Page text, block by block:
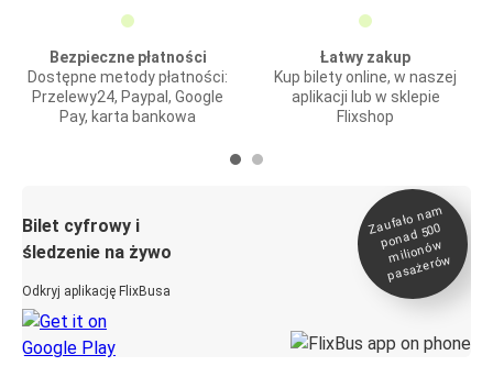
Bezpieczne płatności
Dostępne metody płatności:
Przelewy24, Paypal, Google
Pay, karta bankowa
Łatwy zakup
Kup bilety online, w naszej
aplikacji lub w sklepie
Flixshop
Bilet cyfrowy i
śledzenie na żywo
Odkryj aplikację FlixBusa
Zaufało na
m
ponad 500
milionó
w
pasażeró
w